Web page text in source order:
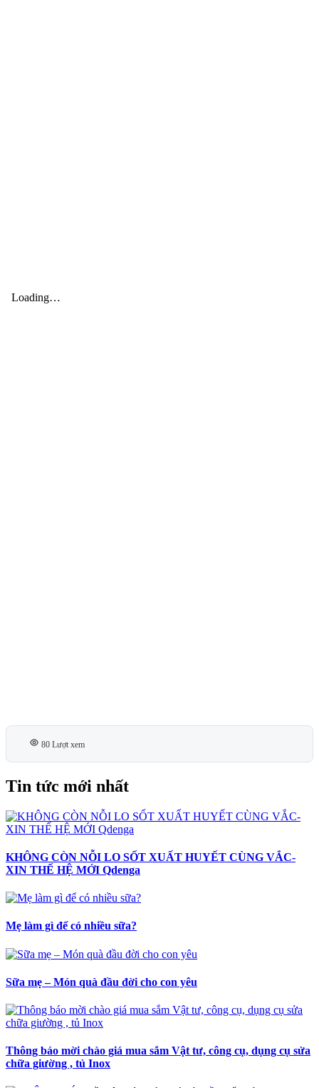
80 Lượt xem
Tin tức mới nhất
KHÔNG CÒN NỖI LO SỐT XUẤT HUYẾT CÙNG VẮC-
XIN THẾ HỆ MỚI Qdenga
Mẹ làm gì để có nhiều sữa?
Sữa mẹ – Món quà đầu đời cho con yêu
Thông báo mời chào giá mua sắm Vật tư, công cụ, dụng cụ sửa
chữa giường , tủ Inox